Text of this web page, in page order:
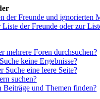
der Freunde und ignorierten
der Freunde oder zur
mehrere Foren durchsuchen?
keine Ergebnisse?
Suche eine leere Seite?
suchen?
Beiträge und Themen finden?